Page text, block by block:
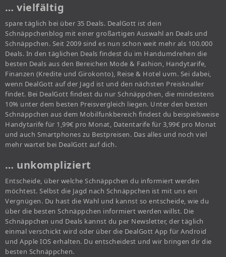
… vielfältig
spare täglich bei über 35 Deals. DealGott ist dein
Schnäppchenblog mit einer großartigen Auswahl an Deals und
Schnäppchen. Seit 2009 sind es nun schon weit mehr als 100.000
Deals. In den täglichen Deals findest du im Handumdrehen die
besten Deals aus den Bereichen Mode & Fashion, Handytarife,
Finanzen (Kredite und Girokonto), Reise & Hotel uvm. Sei dabei,
wenn DealGott auf der Jagd ist und den nächsten Preisknaller
findet. Bei DealGott findest du nur Schnäppchen, die mindestens
10% unter dem besten Preisvergleich liegen. Unter den besten
Schnäppchen aus dem Mobilfunkbereich findest du beispielsweise
Handytarife für 1,99€ pro Monat, Datentarife für 3,99€ pro Monat
und auch Smartphones zu Bestpreisen. Das alles und noch viel
mehr wartet bei DealGott auf dich.
… unkompliziert
Entscheide, über welche Schnäppchen du informiert werden
möchtest. Selbst die Jagd nach Schnäppchen ist mit uns ein
Vergnügen. Du hast die Wahl und kannst so entscheide, wie du
über die besten Schnäppchen informiert werden willst. Die
Schnäppchen und Deals kannst du per Newsletter, der täglich
einmal verschickt wird oder über die DealGott App für Android
und Apple IOS erhalten. Du entscheidest und wir bringen dir die
besten Schnäppchen.